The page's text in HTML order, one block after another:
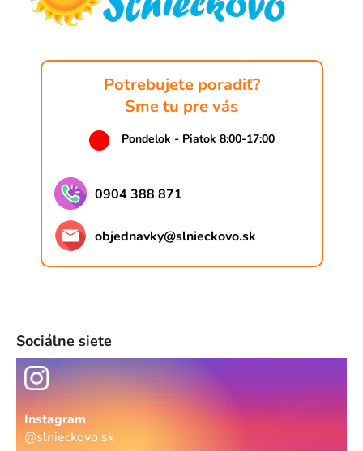
Potrebujete poradiť?
Sme tu pre vás
Pondelok - Piatok 8:00-17:00
0904 388 871
objednavky@slnieckovo.sk
Sociálne siete
Instagram
@slnieckovo.sk